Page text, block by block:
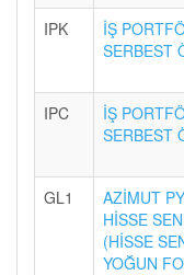
IPK
İŞ
SERBEST
IPC
İŞ
SERBEST
GL1
AZİMUT
HİSSE
(HİSSE
YOĞUN